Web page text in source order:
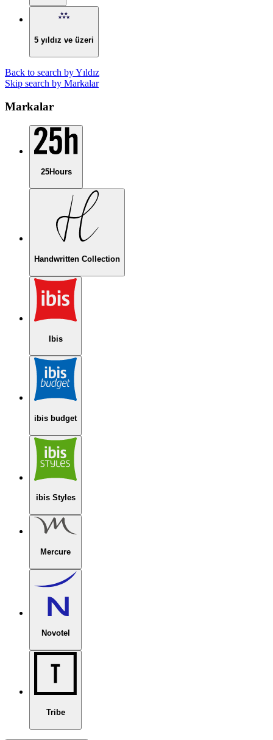
5 yıldız ve üzeri
Back to search by Yıldız
Skip search by Markalar
Markalar
25Hours
Handwritten Collection
Ibis
ibis budget
ibis Styles
Mercure
Novotel
Tribe